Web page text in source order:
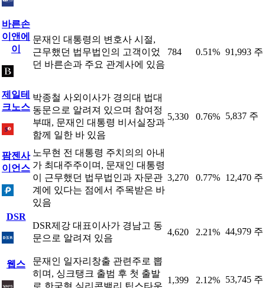
바른손
이앤에
이
문재인 대통령의 변호사 시절,
근무했던 법무법인의 고객이었
던 바른손과 주요 관계사에 있음
784 0.51% 91,993 주
제일테
크노스
박종철 사외이사가 경의대 법대
동문으로 알려져 있으며 참여정
부때, 문재인 대통령 비서실장과
함께 일한 바 있음
5,330 0.76% 5,837 주
팜젠사
이언스
노무현 전 대통령 주치의의 아내
가 최대주주이며, 문재인 대통령
이 근무했던 법무법인과 자문관
계에 있다는 점에서 주목받은 바
있음
3,270 0.77% 12,470 주
DSR
DSR제강 대표이사가 경남고 동
문으로 알려져 있음
4,620 2.21% 44,979 주
웹스
문재인 일자리창출 관련주로 뽑
히며, 싱크탱크 출범 후 첫 출발
로 한국형 실리콘밸리 팁스타운
1,399 2.12% 53,745 주